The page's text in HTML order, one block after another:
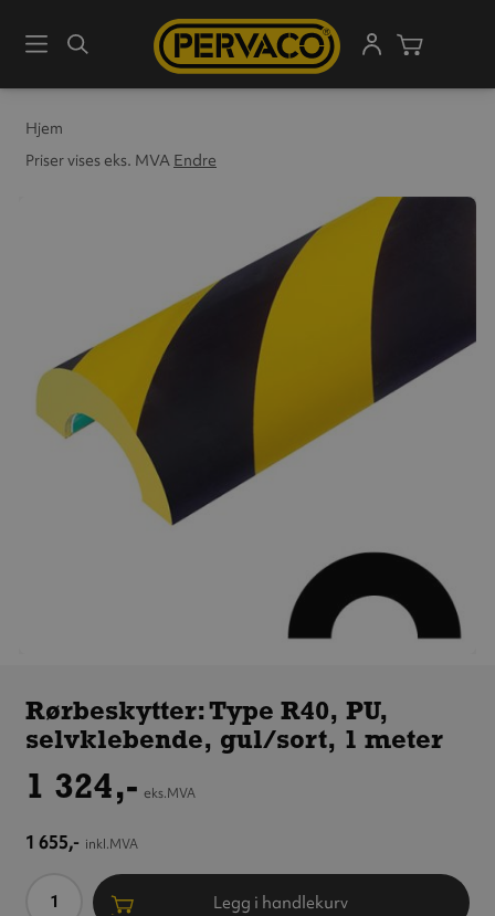
MenySøk
Hjem
Priser vises eks. MVA Endre
PU,
selvklebende,
1 meter
Rørbeskytter: Type R40, PU,
selvklebende, gul/sort, 1 meter
1 324,- eks.MVA
1 655,- inkl.MVA
Antall Legg i handlekurv